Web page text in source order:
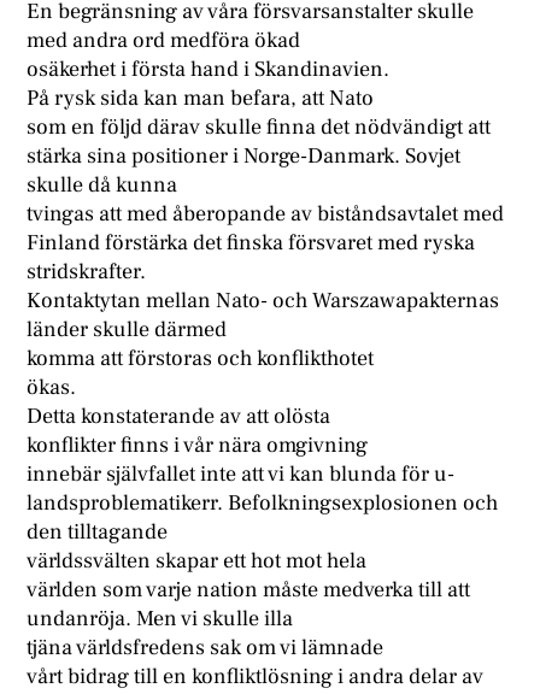
En begränsning av våra försvarsanstalter skulle
med andra ord medföra ökad
osäkerhet i första hand i Skandinavien.
På rysk sida kan man befara, att Nato
som en följd därav skulle finna det nödvändigt att
stärka sina positioner i Norge-Danmark. Sovjet
skulle då kunna
tvingas att med åberopande av biståndsavtalet med
Finland förstärka det finska försvaret med ryska
stridskrafter.
Kontaktytan mellan Nato- och Warszawapakternas
länder skulle därmed
komma att förstoras och konflikthotet
ökas.
Detta konstaterande av att olösta
konflikter finns i vår nära omgivning
innebär självfallet inte att vi kan blunda för u-
landsproblematikerr. Befolkningsexplosionen och
den tilltagande
världssvälten skapar ett hot mot hela
världen som varje nation måste medverka till att
undanröja. Men vi skulle illa
tjäna världsfredens sak om vi lämnade
vårt bidrag till en konfliktlösning i andra delar av